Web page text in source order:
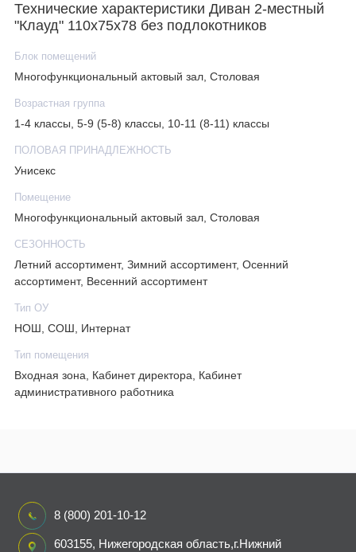
Технические характеристики Диван 2-местный
"Клауд" 110х75х78 без подлокотников
Блок помещений
Многофункциональный актовый зал, Столовая
Возрастная группа
1-4 классы, 5-9 (5-8) классы, 10-11 (8-11) классы
ПОЛОВАЯ ПРИНАДЛЕЖНОСТЬ
Унисекс
Помещение
Многофункциональный актовый зал, Столовая
СЕЗОННОСТЬ
Летний ассортимент, Зимний ассортимент, Осенний
ассортимент, Весенний ассортимент
Тип ОУ
НОШ, СОШ, Интернат
Тип помещения
Входная зона, Кабинет директора, Кабинет
административного работника
8 (800) 201-10-12
603155, Нижегородская область,г.Нижний